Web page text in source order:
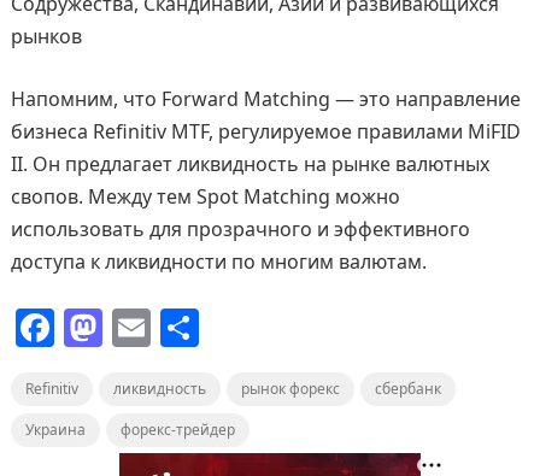
рынков
Напомним, что Forward Matching — это направление
бизнеса Refinitiv MTF, регулируемое правилами MiFID
II. Он предлагает ликвидность на рынке валютных
свопов. Между тем Spot Matching можно
использовать для прозрачного и эффективного
доступа к ликвидности по многим валютам.
F
c
e
M
st
o
E
ai
l
О
п
р
Refinitiv ликвидность рынок форекс
сбербанк
Украина
форекс-трейдер